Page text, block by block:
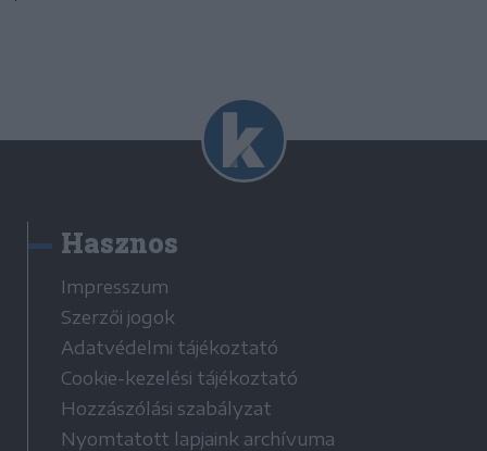
Hasznos
Impresszum
Szerzői jogok
Adatvédelmi tájékoztató
Cookie-kezelési tájékoztató
Hozzászólási szabályzat
Nyomtatott lapjaink archívuma